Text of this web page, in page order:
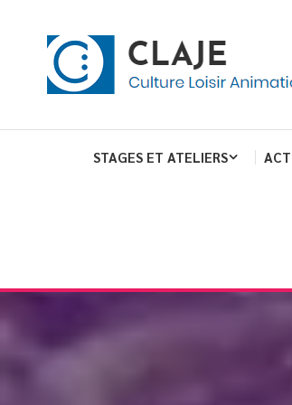
Claje
STAGES ET ATELIERS